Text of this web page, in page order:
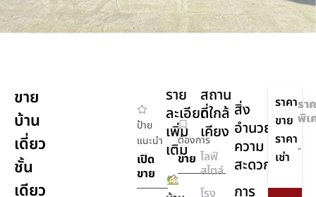
ขาย
บ้าน
เดี่ยว
ชั้น
เดียว
ป้าย
แนะนำ
เปิด
ขาย
ต้องการ
ขาย
ราย
ละเอียด
เพิ่ม
เติม
สถาน
ที่ใกล้
เคียง
ไลฟ์
สไตล์
โรง
สิ่ง
อำนวย
ความ
สะดวก
การ
ราคา
ขาย
รา
พิเ
ราคา
เช่า
-